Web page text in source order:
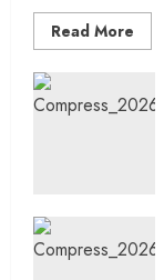
Read More
more
Anak